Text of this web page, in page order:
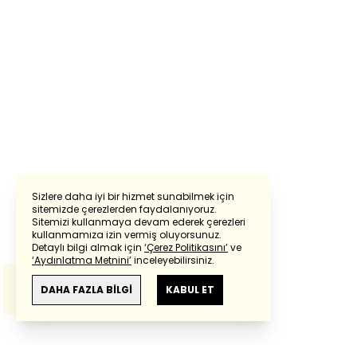
Sizlere daha iyi bir hizmet sunabilmek için
sitemizde çerezlerden faydalanıyoruz.
Sitemizi kullanmaya devam ederek çerezleri
kullanmamıza izin vermiş oluyorsunuz.
Detaylı bilgi almak için ‘Çerez Politikasını’ve
‘Aydınlatma Metnini’inceleyebilirsiniz.
DAHA FAZLA BİLGİ KABUL ET
Powered by Translate
Bu çevirideGoogle Transletekullanılmıştır.
Anlam ve çeviri hatalarından
haberturk.com
sorumlu değildir.